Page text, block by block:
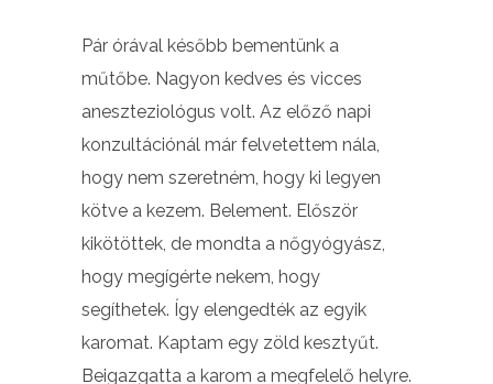
Pár órával később bementünk a
műtőbe. Nagyon kedves és vicces
aneszteziológus volt. Az előző napi
konzultációnál már felvetettem nála,
hogy nem szeretném, hogy ki legyen
kötve a kezem. Belement. Először
kikötöttek, de mondta a nőgyógyász,
hogy megígérte nekem, hogy
segíthetek. Így elengedték az egyik
karomat. Kaptam egy zöld kesztyűt.
Beigazgatta a karom a megfelelő helyre.